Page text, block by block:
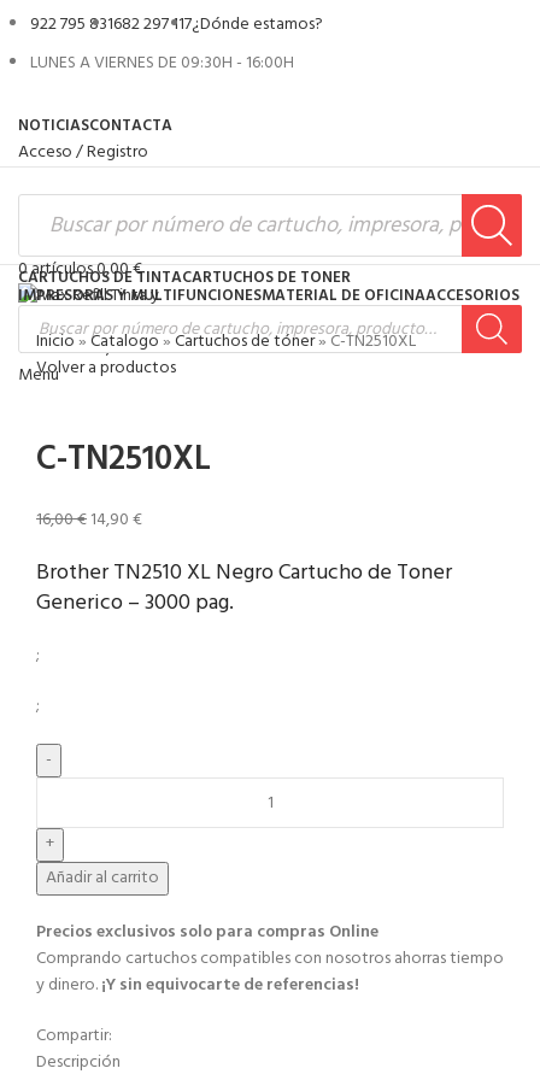
922 795 831682 297 117¿Dónde estamos?
LUNES A VIERNES DE 09:30H - 16:00H
NOTICIASCONTACTA
Acceso / Registro
0artículos0,00€
0artículos0,00€
Menú
CARTUCHOS DE TINTACARTUCHOS DE TONER
IMPRESORAS Y MULTIFUNCIONESMATERIAL DE OFICINAACCESORIOS
Inicio»Catalogo»Cartuchos de tóner»C-TN2510XL
Volver a productos
C-TN2510XL
16,00€14,90€
Brother TN2510 XL Negro Cartucho de Toner
Generico – 3000 pag.
;
;
Añadir al carrito
Precios exclusivos solo para compras Online​
Comprando cartuchos compatibles con nosotros ahorras tiempo
y dinero.¡Y sin equivocarte de referencias!
Compartir:
Descripción